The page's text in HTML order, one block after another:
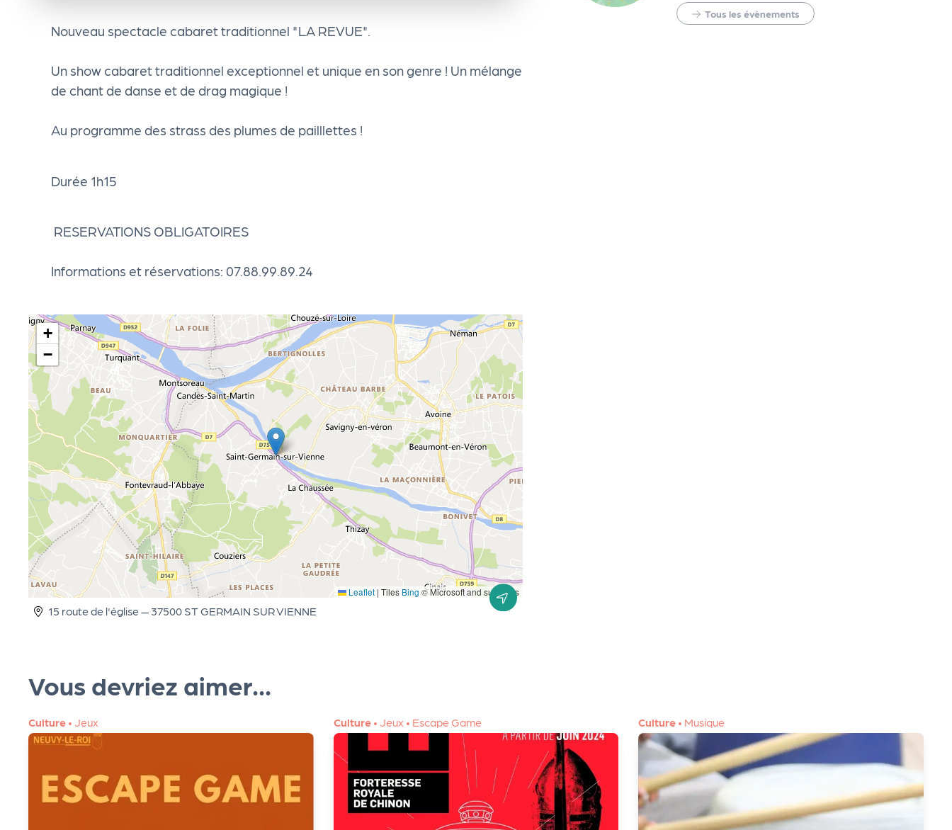
Nouveau spectacle cabaret traditionnel "LA REVUE".
Un show cabaret traditionnel exceptionnel et unique en son genre ! Un mélange
de chant de danse et de drag magique !
Au programme des strass des plumes de pailllettes !
Durée 1h15
RESERVATIONS OBLIGATOIRES
Informations et réservations: 07.88.99.89.24
+
−
Leaflet | Tiles Bing © Microsoft and suppliers
15 route de l'église — 37500 ST GERMAIN SUR VIENNE
Tous les évènements
Vous devriez aimer...
Culture •Jeux Culture • Jeux • Escape Game Culture • Musique
a
Le
s
sé
le
cti
on
s
P
R
O
G!
P
R
O
G!
M
ag
Su